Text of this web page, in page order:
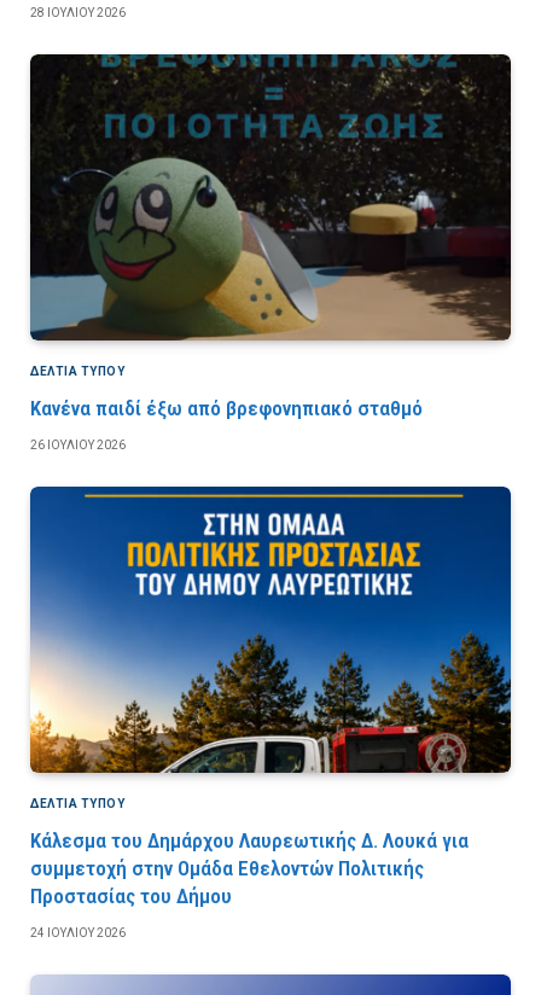
28 ΙΟΥΛΊΟΥ 2026
ΔΕΛΤΙΑ ΤΥΠΟΥ
Κανένα παιδί έξω από βρεφονηπιακό σταθμό
26 ΙΟΥΛΊΟΥ 2026
ΔΕΛΤΙΑ ΤΥΠΟΥ
Κάλεσμα του Δημάρχου Λαυρεωτικής Δ. Λουκά για
συμμετοχή στην Ομάδα Εθελοντών Πολιτικής
Προστασίας του Δήμου
24 ΙΟΥΛΊΟΥ 2026